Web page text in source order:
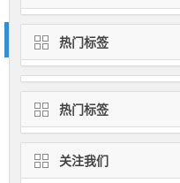
热门标签
热门标签
关注我们